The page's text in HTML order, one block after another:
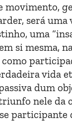
movimento,
será
uma
si mesma,
vida
dum
nele da
participante